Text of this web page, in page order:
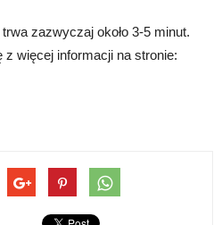
zazwyczaj około 3-5 minut.
więcej informacji na stronie: